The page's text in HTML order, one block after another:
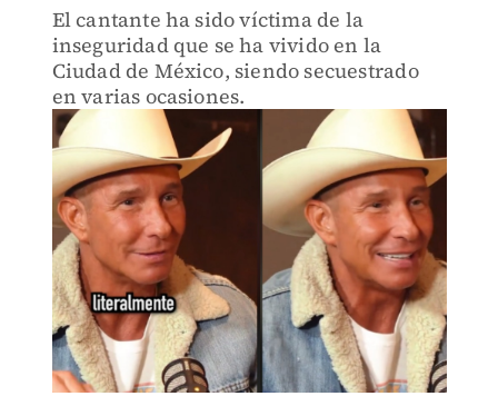
El cantante ha sido víctima de la
inseguridad que se ha vivido en la
Ciudad de México, siendo secuestrado
en varias ocasiones.